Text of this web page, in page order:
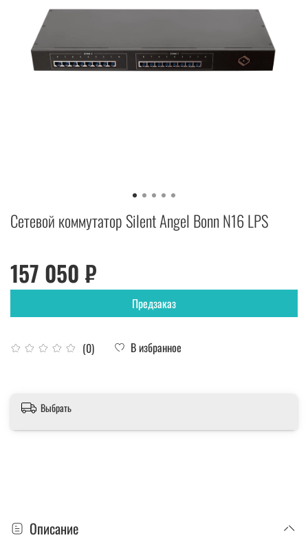
Cетевой коммутатор Silent Angel Bonn N16 LPS
(0) В избранное
157 050 ₽
Предзаказ
Выбрать
Описание